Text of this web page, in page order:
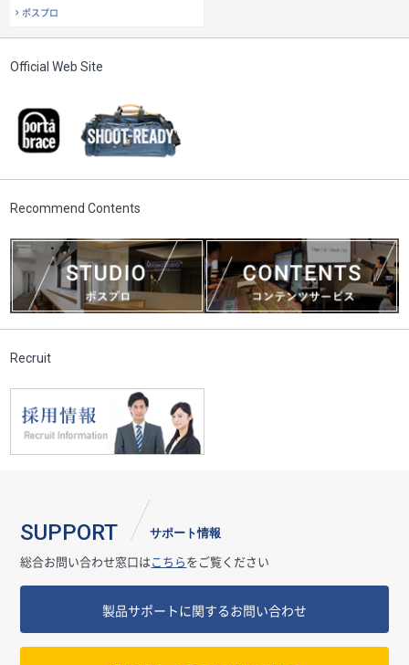
ポスプロ
Official Web Site
Recommend Contents
Recruit
SUPPORT サポート情報
総合お問い合わせ窓口はこちらをご覧ください
製品サポートに関するお問い合わせ